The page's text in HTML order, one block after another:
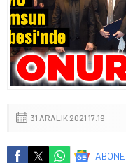
31 ARALIK 2021 17:19
ABONE